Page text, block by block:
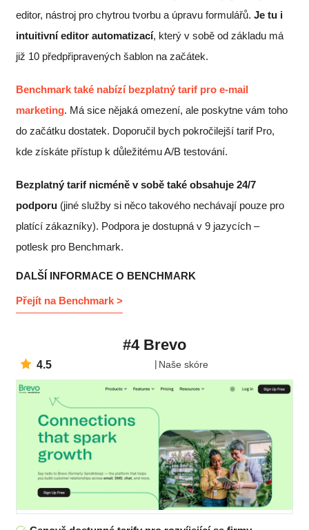
editor, nástroj pro chytrou tvorbu a úpravu formulářů. Je tu i
intuitivní editor automatizací, který v sobě od základu má
již 10 předpřipravených šablon na začátek.
Benchmark také nabízí bezplatný tarif pro e-mail
marketing. Má sice nějaká omezení, ale poskytne vám toho
do začátku dostatek. Doporučil bych pokročilejší tarif Pro,
kde získáte přístup k důležitému A/B testování.
Bezplatný tarif nicméně v sobě také obsahuje 24/7
podporu (jiné služby si něco takového nechávají pouze pro
platící zákazníky). Podpora je dostupná v 9 jazycích –
potlesk pro Benchmark.
DALŠÍ INFORMACE O BENCHMARK
Přejít na Benchmark >
#4 Brevo
4.5 Naše skóre